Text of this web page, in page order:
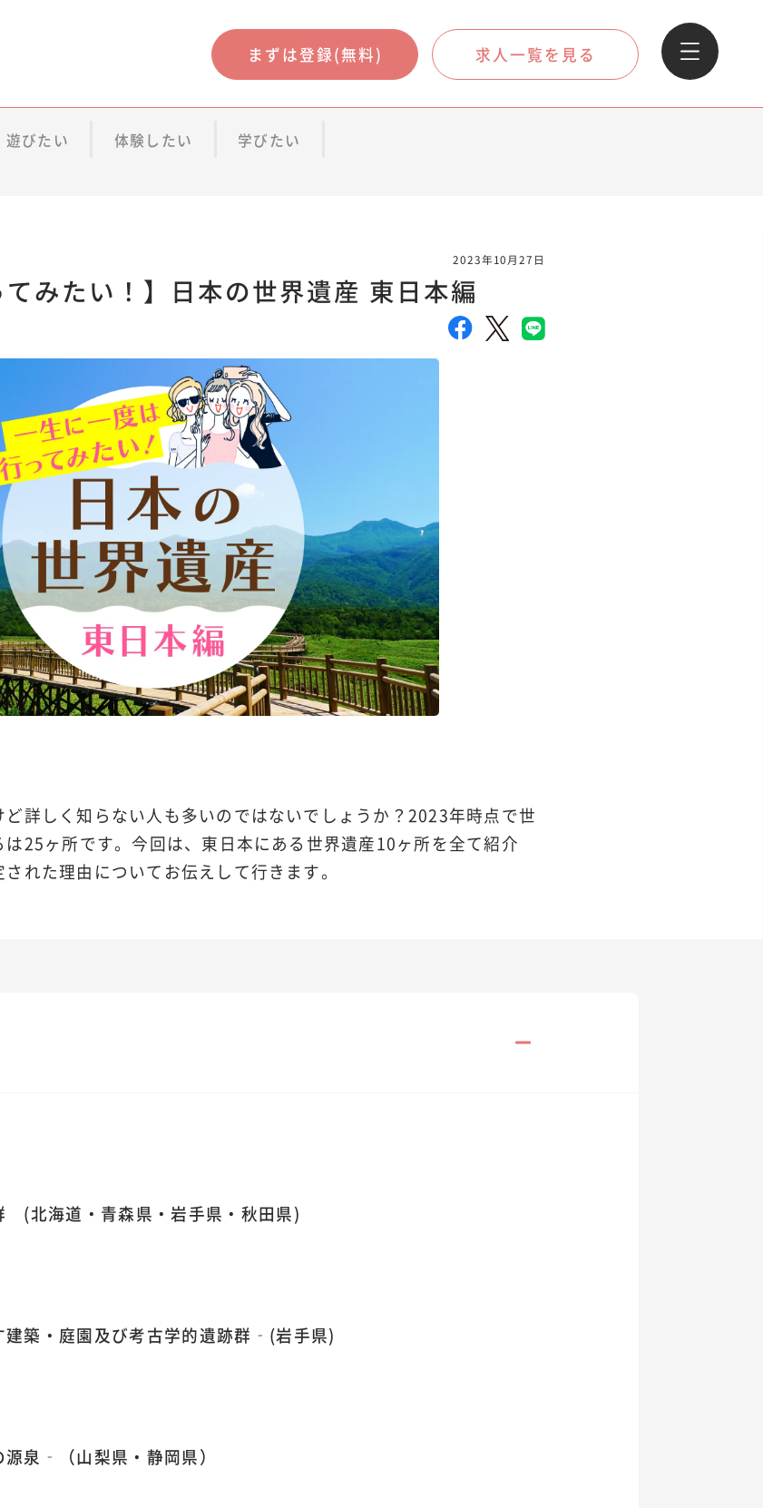
まずは登録(無料) 求人一覧を見る
遊びたい 体験したい 学びたい
2023年10月27日
てみたい！】日本の世界遺産 東日本編
詳しく知らない人も多いのではないでしょうか？2023年時点で世
25ヶ所です。今回は、東日本にある世界遺産10ヶ所を全て紹介
れた理由についてお伝えして行きます。
(北海道・青森県・岩手県・秋田県)
築・庭園及び考古学的遺跡群‐(岩手県)
泉‐（山梨県・静岡県）